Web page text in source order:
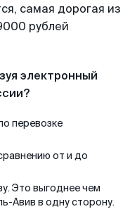
самая дорогая из
рублей
электронный
перевозке
от и до
Это выгоднее чем
Авив в одну сторону.